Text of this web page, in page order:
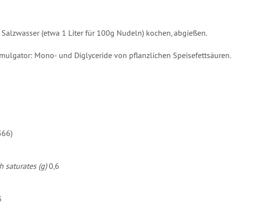
(etwa 1 Liter für 100g Nudeln) kochen, abgießen.
Mono- und Diglyceride von pflanzlichen Speisefettsäuren.
saturates (g)0,6